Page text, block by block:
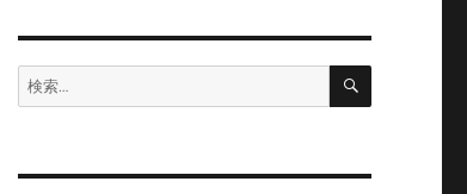
検
索:
検